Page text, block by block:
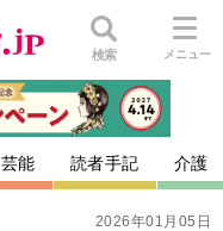
検索 メニュー
芸能 読者手記 介護
2026年01月05日